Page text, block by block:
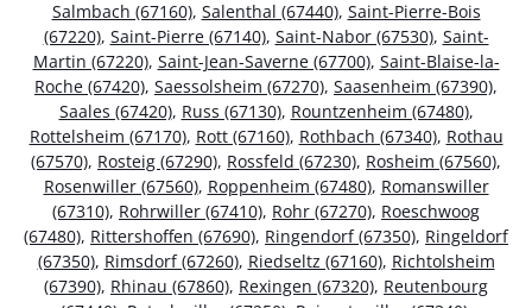
Salmbach (67160), Salenthal (67440), Saint-Pierre-Bois
(67220), Saint-Pierre (67140), Saint-Nabor (67530), Saint-
Martin (67220), Saint-Jean-Saverne (67700), Saint-Blaise-la-
Roche (67420), Saessolsheim (67270), Saasenheim (67390),
Saales (67420), Russ (67130), Rountzenheim (67480),
Rottelsheim (67170), Rott (67160), Rothbach (67340), Rothau
(67570), Rosteig (67290), Rossfeld (67230), Rosheim (67560),
Rosenwiller (67560), Roppenheim (67480), Romanswiller
(67310), Rohrwiller (67410), Rohr (67270), Roeschwoog
(67480), Rittershoffen (67690), Ringendorf (67350), Ringeldorf
(67350), Rimsdorf (67260), Riedseltz (67160), Richtolsheim
(67390), Rhinau (67860), Rexingen (67320), Reutenbourg